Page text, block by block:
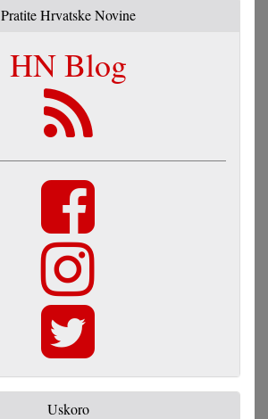
Pratite Hrvatske Novine
HN Blog
Uskoro